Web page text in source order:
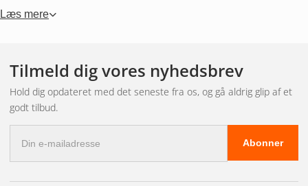
lange lyskasse gør bjælken synlig fra alle retninger og på
situationen – fra et roligt roterende mønster til et aggressivt
Størrelser og profiler
Miniramper (30-60 cm) er velegnede til biler og lette
Læs mere
Tilmeld dig vores nyhedsbrev
Hold dig opdateret med det seneste fra os, og gå aldrig glip af et
godt tilbud.
mail-
adresse
Abonner